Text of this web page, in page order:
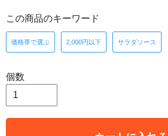
この商品のキーワード
価格帯で選ぶ 2,000円以下 サラダソース
個数